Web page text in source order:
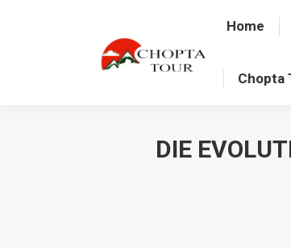
Home
Chopta
DIE